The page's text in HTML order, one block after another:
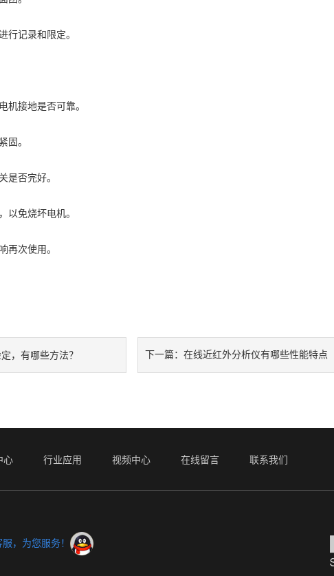
行记录和限定。
机接地是否可靠。
固。
是否完好。
以免烧坏电机。
再次使用。
，有哪些方法？ 下一篇：在线近红外分析仪有哪些性能特点
心 行业应用 视频中心 在线留言 联系我们
服，为您服务！